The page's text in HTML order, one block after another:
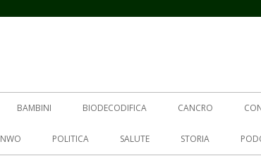
BAMBINI BIODECODIFICA CANCRO
NWO POLITICA SALUTE STORIA